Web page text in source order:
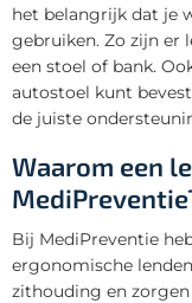
het belangrijk dat je
gebruiken. Zo zijn er
een stoel of bank.
autostoel kunt
de juiste
Waarom een
Bij MediPreventie
ergonomische
zithouding en